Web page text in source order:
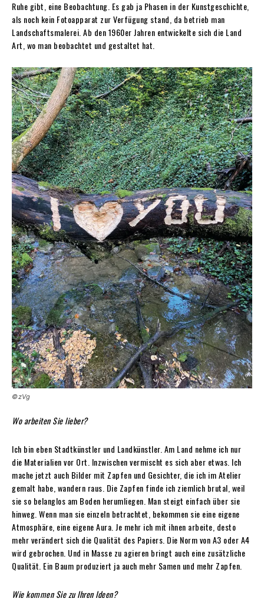
Ruhe gibt, eine Beobachtung. Es gab ja Phasen in der Kunstgeschichte,
als noch kein Fotoapparat zur Verfügung stand, da betrieb man
Landschaftsmalerei. Ab den 1960er Jahren entwickelte sich die Land
Art, wo man beobachtet und gestaltet hat.
©zVg
Wo arbeiten Sie lieber?
Ich bin eben Stadtkünstler und Landkünstler. Am Land nehme ich nur
die Materialien vor Ort. Inzwischen vermischt es sich aber etwas. Ich
mache jetzt auch Bilder mit Zapfen und Gesichter, die ich im Atelier
gemalt habe, wandern raus. Die Zapfen finde ich ziemlich brutal, weil
sie so belanglos am Boden herumliegen. Man steigt einfach über sie
hinweg. Wenn man sie einzeln betrachtet, bekommen sie eine eigene
Atmosphäre, eine eigene Aura. Je mehr ich mit ihnen arbeite, desto
mehr verändert sich die Qualität des Papiers. Die Norm von A3 oder A4
wird gebrochen. Und in Masse zu agieren bringt auch eine zusätzliche
Qualität. Ein Baum produziert ja auch mehr Samen und mehr Zapfen.
Wie kommen Sie zu Ihren Ideen?